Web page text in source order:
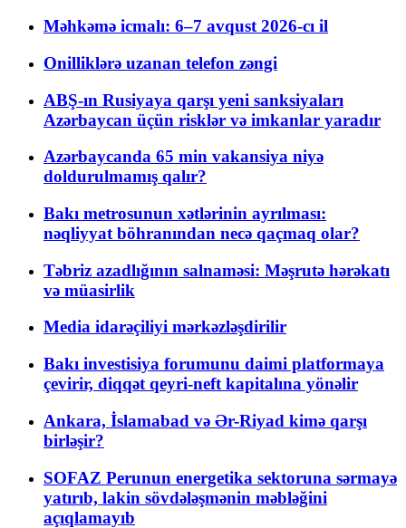
Məhkəmə icmalı: 6–7 avqust 2026-cı il
Onilliklərə uzanan telefon zəngi
ABŞ-ın Rusiyaya qarşı yeni sanksiyaları
Azərbaycan üçün risklər və imkanlar yaradır
Azərbaycanda 65 min vakansiya niyə
doldurulmamış qalır?
Bakı metrosunun xətlərinin ayrılması:
nəqliyyat böhranından necə qaçmaq olar?
Təbriz azadlığının salnaməsi: Məşrutə hərəkatı
və müasirlik
Media idarəçiliyi mərkəzləşdirilir
Bakı investisiya forumunu daimi platformaya
çevirir, diqqət qeyri-neft kapitalına yönəlir
Ankara, İslamabad və Ər-Riyad kimə qarşı
birləşir?
SOFAZ Perunun energetika sektoruna sərmayə
yatırıb, lakin sövdələşmənin məbləğini
açıqlamayıb